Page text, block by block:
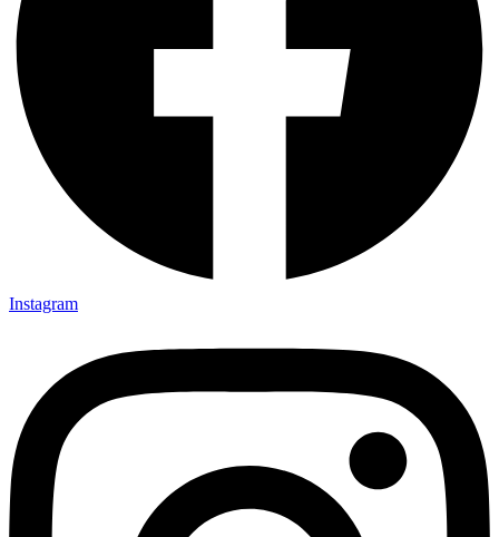
Instagram